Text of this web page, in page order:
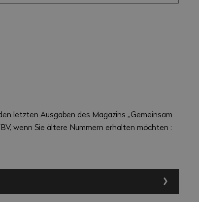
letzten Ausgaben des Magazins „Gemeinsam
wenn Sie ältere Nummern erhalten möchten :